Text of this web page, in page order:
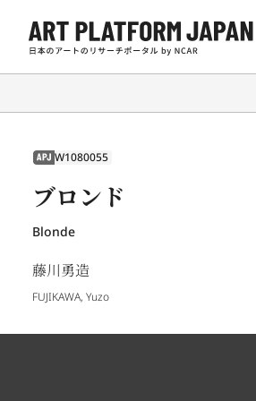
APJ W1080055
ブロンド
Blonde
藤川勇造
FUJIKAWA, Yuzo